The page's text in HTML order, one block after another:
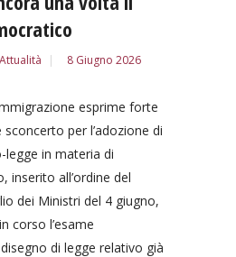
Attualità 8 Giugno 2026
esprime forte
per l’adozione di
in materia di
inserito all’ordine del
dei Ministri del 4 giugno,
corso l’esame
di legge relativo già